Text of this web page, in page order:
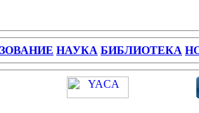
НАУКА БИБЛИОТЕКА